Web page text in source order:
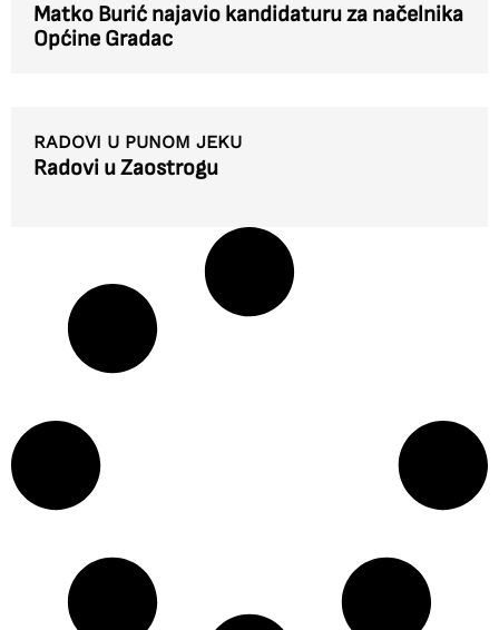
Matko Burić najavio kandidaturu za načelnika
Općine Gradac
RADOVI U PUNOM JEKU
Radovi u Zaostrogu